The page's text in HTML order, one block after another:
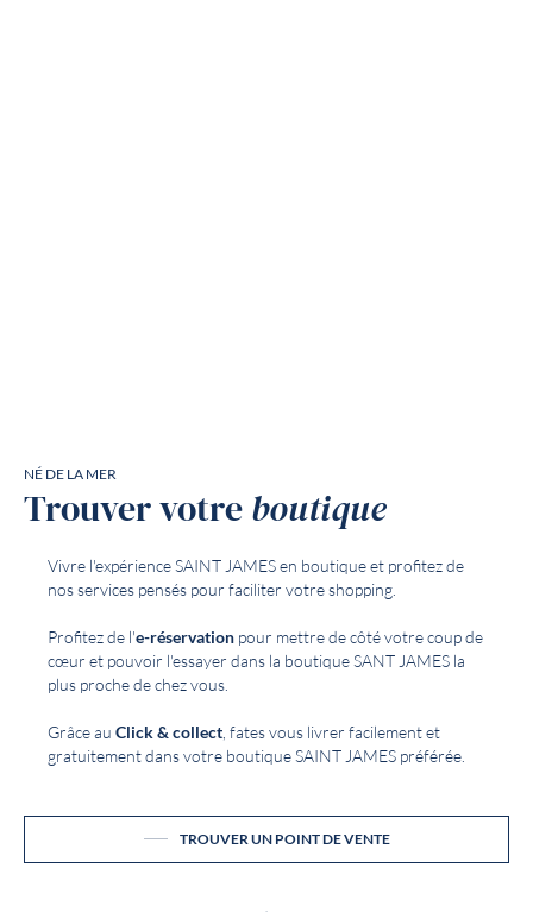
NÉ DE LA MER
Trouver votre boutique
Vivre l'expérience SAINT JAMES en boutique et profitez de
nos services pensés pour faciliter votre shopping.
Profitez de l'e-réservation pour mettre de côté votre coup de
cœur et pouvoir l'essayer dans la boutique SANT JAMES la
plus proche de chez vous.
Grâce au Click & collect , fates vous livrer facilement et
gratuitement dans votre boutique SAINT JAMES préférée.
TROUVER UN POINT DE VENTE